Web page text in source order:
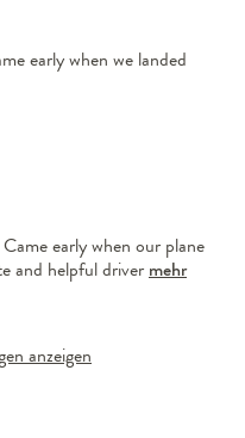
early when we landed
early when our plane
and helpful driver mehr
anzeigen